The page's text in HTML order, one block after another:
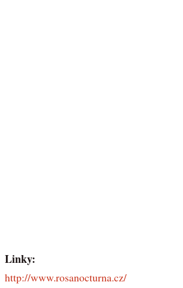
Linky:
http://www.rosanocturna.cz/